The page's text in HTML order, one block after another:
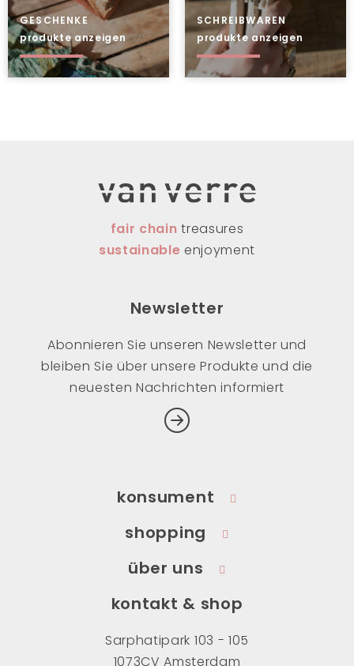
GESCHENKE
produkte anzeigen
SCHREIBWAREN
produkte anzeigen
fair chaintreasures
sustainable enjoyment
Newsletter
Abonnieren Sie unseren Newsletter und
bleiben Sie über unsere Produkte und die
neuesten Nachrichten informiert
konsument
shopping
über uns
kontakt & shop
Sarphatipark 103 - 105
1073CV Amsterdam